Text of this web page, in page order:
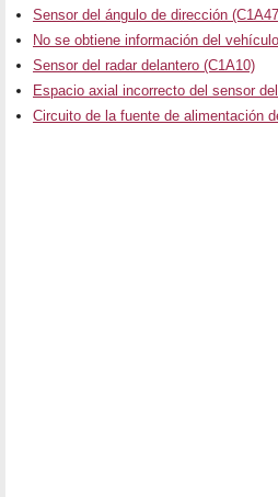
Sensor del ángulo de dirección
No se obtiene información del
Sensor del radar delantero (C1A10)
Espacio axial incorrecto del sensor
Circuito de la fuente de alimentación